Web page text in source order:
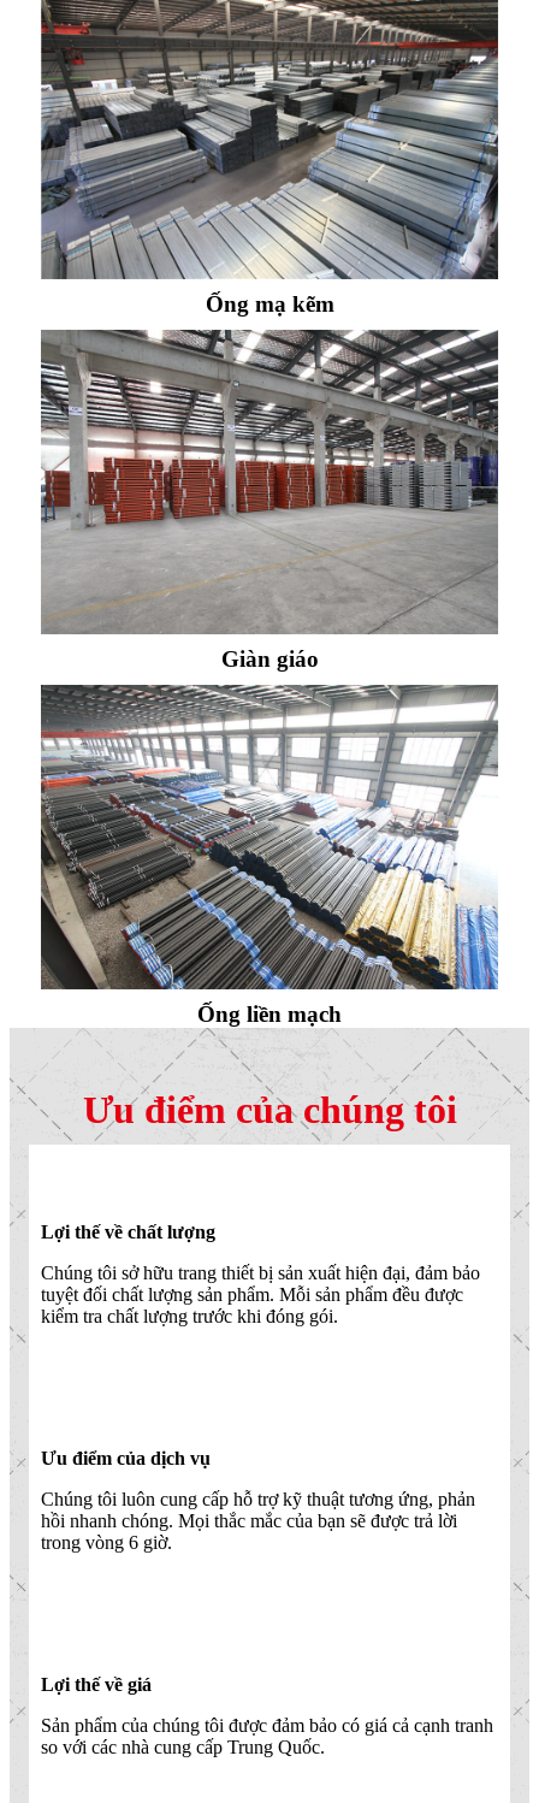
Ống mạ kẽm
Giàn giáo
Ống liền mạch
Ưu điểm của chúng tôi
Lợi thế về chất lượng
Chúng tôi sở hữu trang thiết bị sản xuất hiện đại, đảm bảo
tuyệt đối chất lượng sản phẩm. Mỗi sản phẩm đều được
kiểm tra chất lượng trước khi đóng gói.
Ưu điểm của dịch vụ
Chúng tôi luôn cung cấp hỗ trợ kỹ thuật tương ứng, phản
hồi nhanh chóng. Mọi thắc mắc của bạn sẽ được trả lời
trong vòng 6 giờ.
Lợi thế về giá
Sản phẩm của chúng tôi được đảm bảo có giá cả cạnh tranh
so với các nhà cung cấp Trung Quốc.